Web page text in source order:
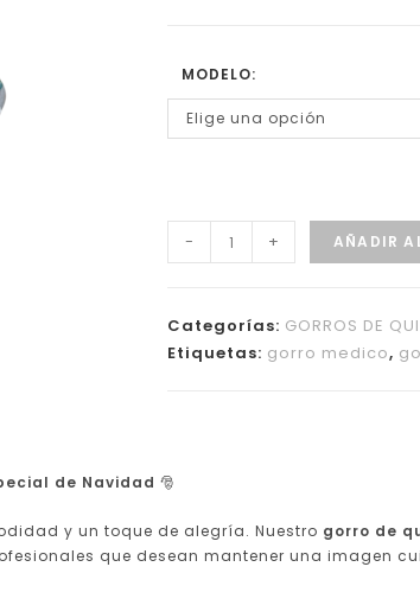
MODELO:
Elige una opción
- + AÑADIR
Categorías: GORROS DE
Etiquetas: gorro medico,
de Navidad 🎅
y un toque de alegría. Nuestro gorro de
que desean mantener una imagen